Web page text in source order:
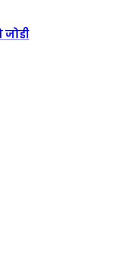
जोडी